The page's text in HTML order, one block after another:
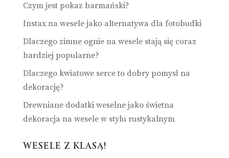
Czym jest pokaz barmański?
Instax na wesele jako alternatywa dla fotobudki
Dlaczego zimne ognie na wesele stają się coraz
bardziej popularne?
Dlaczego kwiatowe serce to dobry pomysł na
dekorację?
Drewniane dodatki weselne jako świetna
dekoracja na wesele w stylu rustykalnym
WESELE Z KLASĄ!